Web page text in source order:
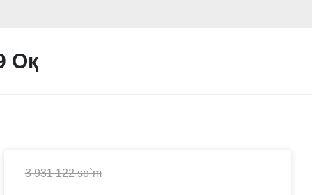
Оқ
3 931 122 so`m